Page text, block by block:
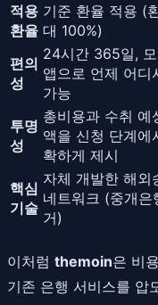
적용
환율
기준 환율 적용 (
대 100%)
편의
성
24시간 365일,
앱으로 언제 어디
가능
투명
성
총비용과 수취 예
액을 신청 단계에
확하게 제시
핵심
기술
자체 개발한 해외
네트워크 (중개은
거)
이처럼 themoin은 비
기존 은행 서비스를 압